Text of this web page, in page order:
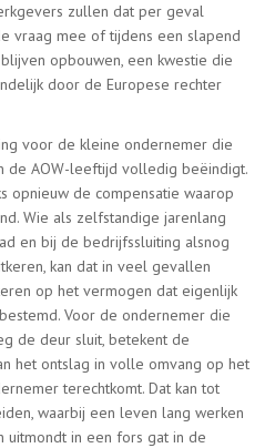
zullen dat per geval
vraag mee of tijdens een slapend
opbouwen, een kwestie die
door de Europese rechter
voor de kleine ondernemer die
de AOW-leeftijd volledig beëindigt.
opnieuw de compensatie waarop
Wie als zelfstandige jarenlang
en bij de bedrijfssluiting alsnog
kan dat in veel gevallen
op het vermogen dat eigenlijk
Voor de ondernemer die
de deur sluit, betekent de
het ontslag in volle omvang op het
terechtkomt. Dat kan tot
waarbij een leven lang werken
uitmondt in een fors gat in de